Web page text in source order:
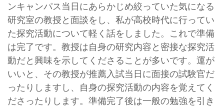
ンキャンパス当日にあらかじめ絞っていた気になる
研究室の教授と面談をし、私が高校時代に行ってい
た探究活動について軽く話をしました。これで準備
は完了です。教授は自身の研究内容と密接な探究活
動だと興味を示してくださることが多いです。運が
いいと、その教授が推薦入試当日に面接の試験官だ
ったりしますし、自身の探究活動の内容を覚えてく
ださったりします。準備完了後は一般の勉強を引き